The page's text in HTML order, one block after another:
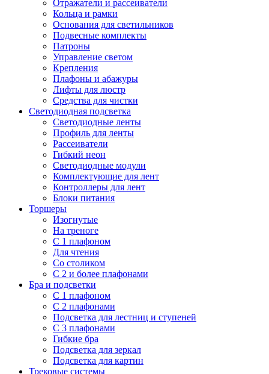
Отражатели и рассеиватели
Кольца и рамки
Основания для светильников
Подвесные комплекты
Патроны
Управление светом
Крепления
Плафоны и абажуры
Лифты для люстр
Средства для чистки
Светодиодная подсветка
Светодиодные ленты
Профиль для ленты
Рассеиватели
Гибкий неон
Светодиодные модули
Комплектующие для лент
Контроллеры для лент
Блоки питания
Торшеры
Изогнутые
На треноге
С 1 плафоном
Для чтения
Со столиком
С 2 и более плафонами
Бра и подсветки
С 1 плафоном
С 2 плафонами
Подсветка для лестниц и ступеней
С 3 плафонами
Гибкие бра
Подсветка для зеркал
Подсветка для картин
Трековые системы